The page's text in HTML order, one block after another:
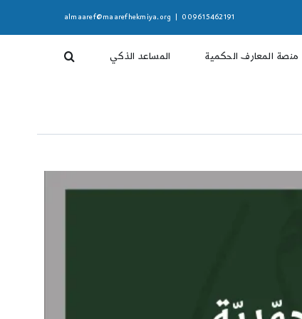
009615462191
almaaref@maarefhekmiya.org
منصة المعارف الحكمية المساعد الذكي